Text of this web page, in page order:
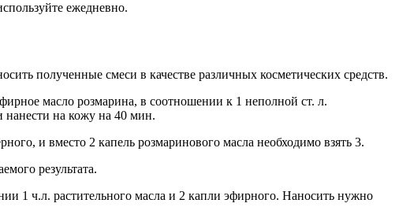
ежедневно.
полученные смеси в качестве различных косметических средств.
масло розмарина, в соотношении к 1 неполной ст. л.
нанести на кожу на 40 мин.
и вместо 2 капель розмаринового масла необходимо взять 3.
результата.
1 ч.л. растительного масла и 2 капли эфирного. Наносить нужно